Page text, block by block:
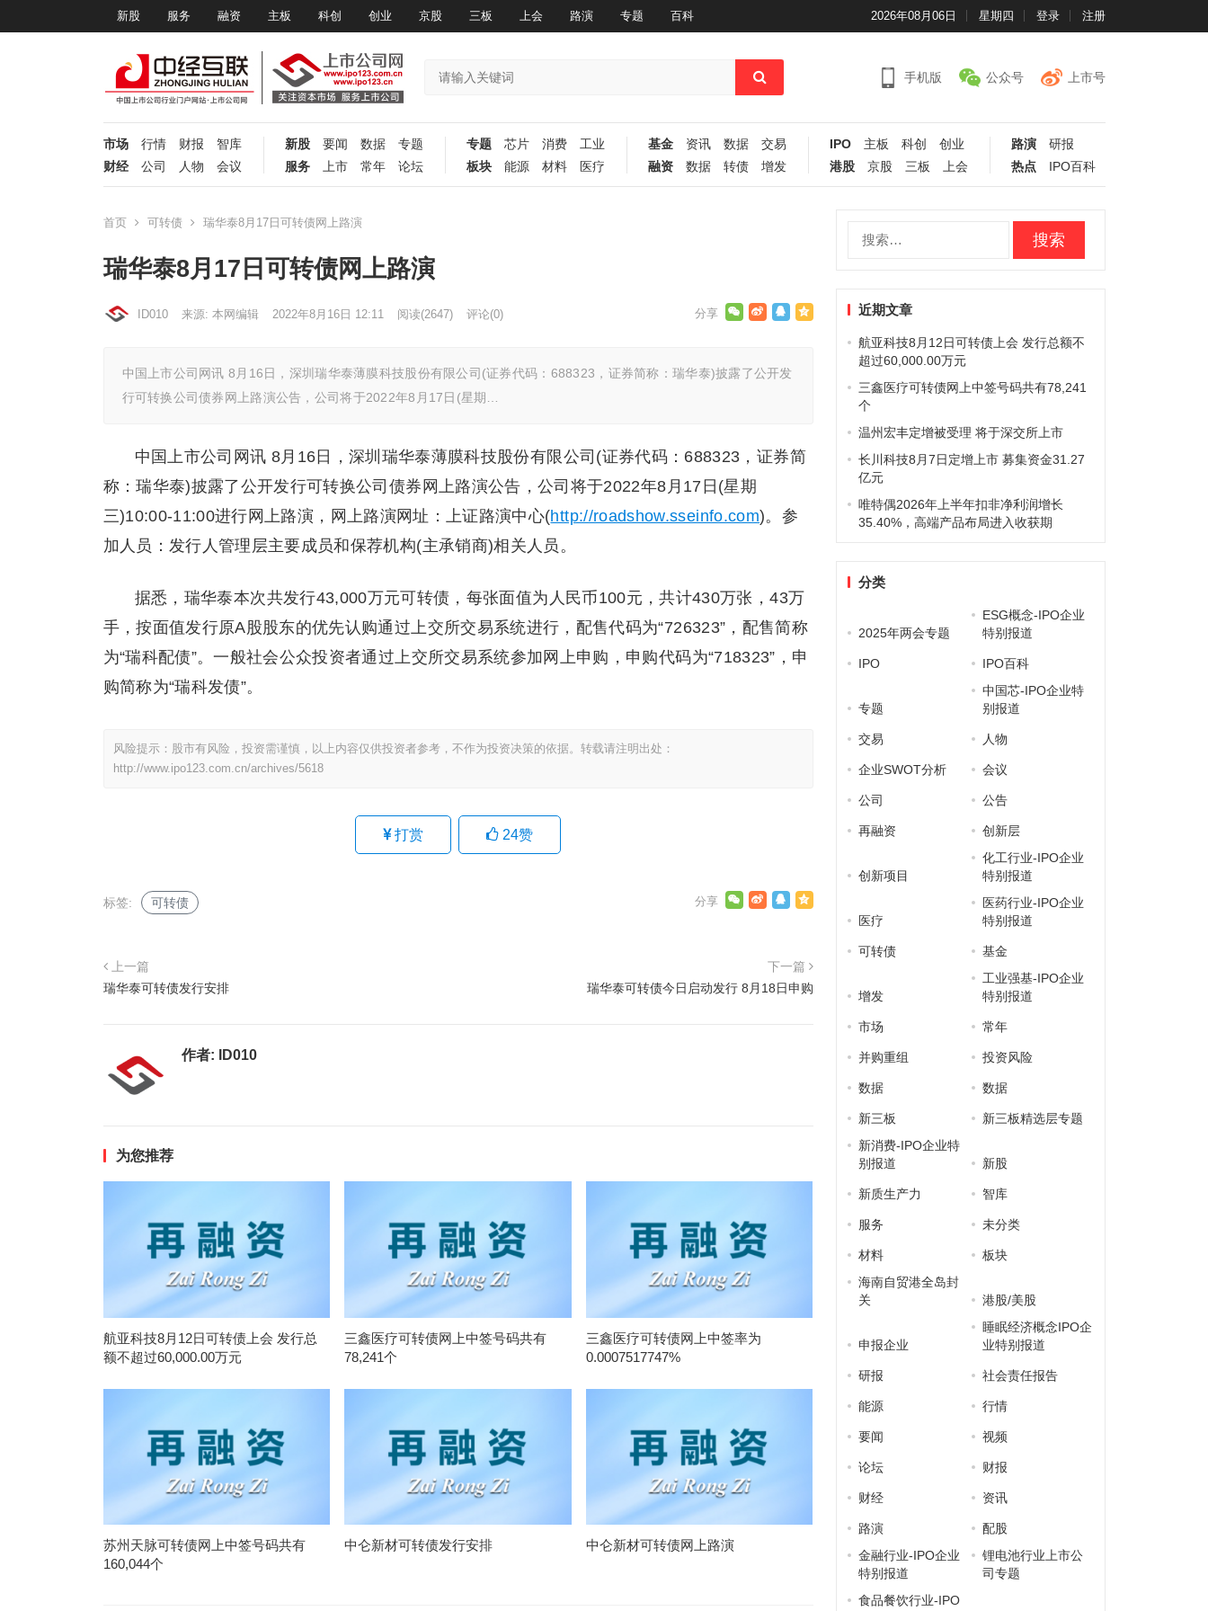
新股 服务 融资 主板 科创 创业 京股 三板 上会 路演 专题 百科 2026年08月06日 星期四 登录 注册
手机版 公众号 上市号
市场 行情 财报
智库
财经
公司 人物 会议
新股 要闻 数据
专题
服务
上市 常年 论坛
专题 芯片 消费
工业
板块
能源 材料 医疗
基金 资讯 数据
交易
融资
数据 转债 增发
IPO 主板 科创
创业
港股
京股 三板 上会
路演
研报
热点
IPO百科
首页 可转债 瑞华泰8月17日可转债网上路演
瑞华泰8月17日可转债网上路演
ID010 来源: 本网编辑 2022年8月16日 12:11 阅读(2647) 评论(0)
中国上市公司网讯 8月16日，深圳瑞华泰薄膜科技股份有限公司(证券代码：688323，证券简称：瑞华泰)披露了公开发
行可转换公司债券网上路演公告，公司将于2022年8月17日(星期…
中国上市公司网讯 8月16日，深圳瑞华泰薄膜科技股份有限公司(证券代码：688323，证券简
称：瑞华泰)披露了公开发行可转换公司债券网上路演公告，公司将于2022年8月17日(星期
三)10:00-11:00进行网上路演，网上路演网址：上证路演中心(http://roadshow.sseinfo.com)。参
加人员：发行人管理层主要成员和保荐机构(主承销商)相关人员。
据悉，瑞华泰本次共发行43,000万元可转债，每张面值为人民币100元，共计430万张，43万
手，按面值发行原A股股东的优先认购通过上交所交易系统进行，配售代码为“726323”，配售简称
为“瑞科配债”。一般社会公众投资者通过上交所交易系统参加网上申购，申购代码为“718323”，申
购简称为“瑞科发债”。
风险提示：股市有风险，投资需谨慎，以上内容仅供投资者参考，不作为投资决策的依据。转载请注明出处：
http://www.ipo123.com.cn/archives/5618
打赏 24赞
标签: 可转债
上一篇
瑞华泰可转债发行安排
下一篇
瑞华泰可转债今日启动发行 8月18日申购
作者: ID010
为您推荐
航亚科技8月12日可转债上会 发行总
额不超过60,000.00万元
三鑫医疗可转债网上中签号码共有
78,241个
三鑫医疗可转债网上中签率为
0.0007517747%
苏州天脉可转债网上中签号码共有
160,044个
中仑新材可转债发行安排 中仑新材可转债网上路演
近期文章
航亚科技8月12日可转债上会 发行总额不
超过60,000.00万元
三鑫医疗可转债网上中签号码共有78,241
个
温州宏丰定增被受理 将于深交所上市
长川科技8月7日定增上市 募集资金31.27
亿元
唯特偶2026年上半年扣非净利润增长
35.40%，高端产品布局进入收获期
分类
2025年两会专题
ESG概念-IPO企业
特别报道
IPO IPO百科
专题
中国芯-IPO企业特
别报道
交易 人物
企业SWOT分析 会议
公司 公告
再融资 创新层
创新项目
化工行业-IPO企业
特别报道
医疗
医药行业-IPO企业
特别报道
可转债 基金
增发
工业强基-IPO企业
特别报道
市场 常年
并购重组 投资风险
数据 数据
新三板
新三板精选层专题
新消费-IPO企业特
别报道
新股
新质生产力 智库
服务 未分类
材料
板块
海南自贸港全岛封
关
港股/美股
申报企业
睡眠经济概念IPO企
业特别报道
研报 社会责任报告
能源 行情
要闻 视频
论坛 财报
财经 资讯
路演
配股
金融行业-IPO企业
特别报道
锂电池行业上市公
司专题
食品餐饮行业-IPO